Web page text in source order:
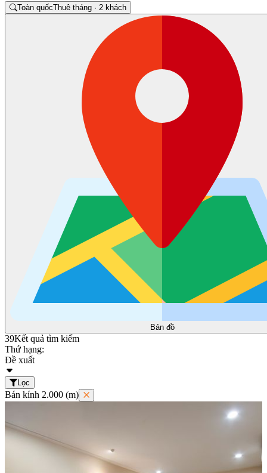
Toàn quốcThuê tháng · 2 khách
Bản đồ
39Kết quả tìm kiếm
Thứ hạng:
Đề xuất
Lọc
Bán kính 2.000 (m)